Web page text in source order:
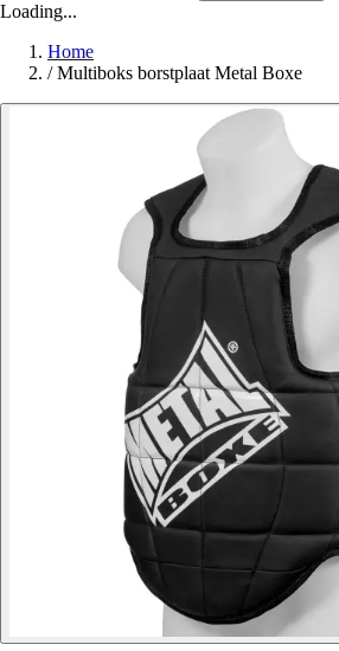
Loading...
Home
/ Multiboks borstplaat Metal Boxe